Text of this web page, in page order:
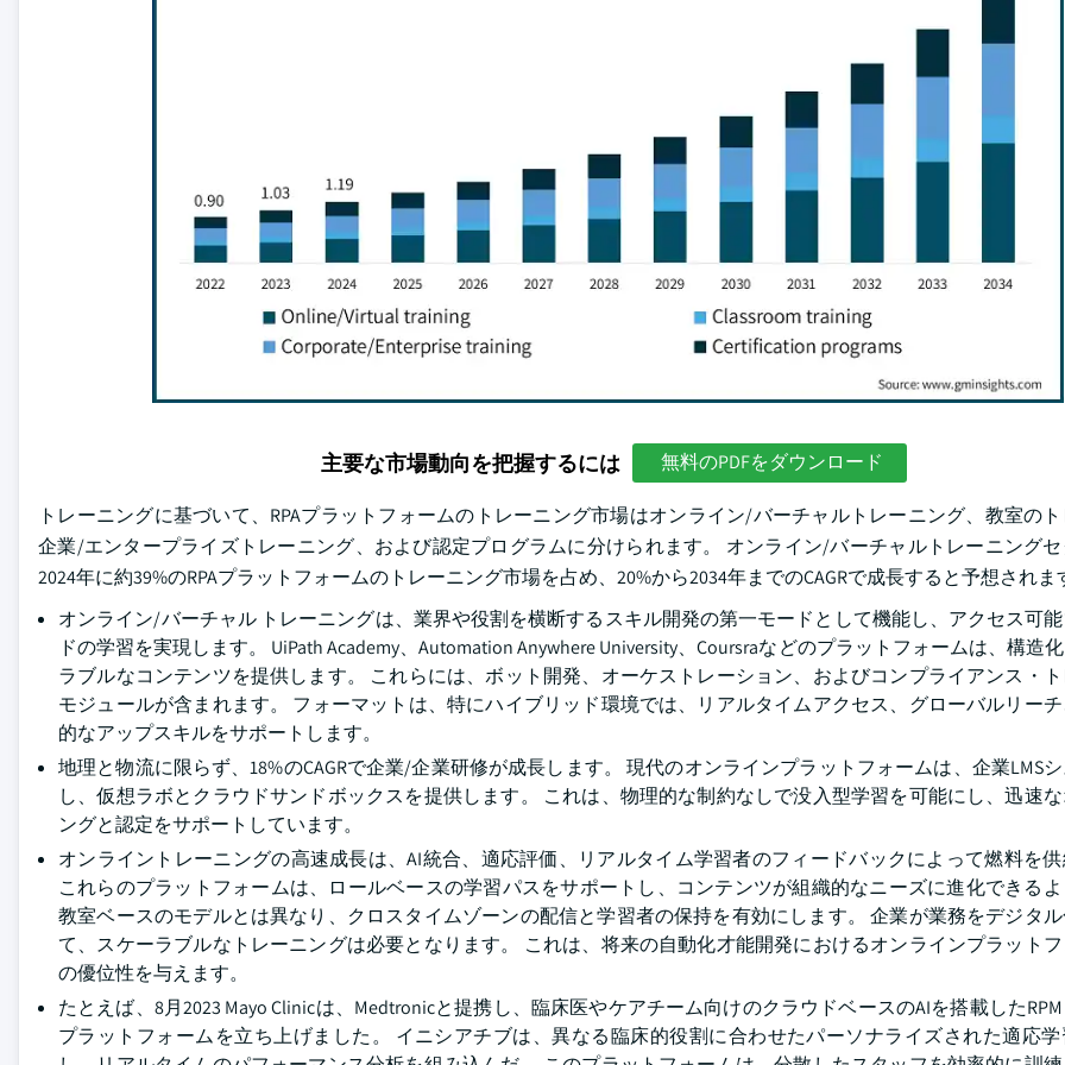
主要な市場動向を把握するには 無料のPDFをダウンロード
トレーニングに基づいて、RPAプラットフォームのトレーニング市場はオンライン/バーチャルトレーニング、教室のト
企業/エンタープライズトレーニング、および認定プログラムに分けられます。 オンライン/バーチャルトレーニングセ
2024年に約39%のRPAプラットフォームのトレーニング市場を占め、20%から2034年までのCAGRで成長すると予想されま
オンライン/バーチャル トレーニングは、業界や役割を横断するスキル開発の第一モードとして機能し、アクセス可
ドの学習を実現します。 UiPath Academy、Automation Anywhere University、Coursraなどのプラットフォームは、構造
ラブルなコンテンツを提供します。 これらには、ボット開発、オーケストレーション、およびコンプライアンス・ト
モジュールが含まれます。 フォーマットは、特にハイブリッド環境では、リアルタイムアクセス、グローバルリー
的なアップスキルをサポートします。
地理と物流に限らず、18%のCAGRで企業/企業研修が成長します。 現代のオンラインプラットフォームは、企業LMS
し、仮想ラボとクラウドサンドボックスを提供します。 これは、物理的な制約なしで没入型学習を可能にし、迅速
ングと認定をサポートしています。
オンライントレーニングの高速成長は、AI統合、適応評価、リアルタイム学習者のフィードバックによって燃料を供
これらのプラットフォームは、ロールベースの学習パスをサポートし、コンテンツが組織的なニーズに進化できるよ
教室ベースのモデルとは異なり、クロスタイムゾーンの配信と学習者の保持を有効にします。 企業が業務をデジタ
て、スケーラブルなトレーニングは必要となります。 これは、将来の自動化才能開発におけるオンラインプラット
の優位性を与えます。
たとえば、8月2023 Mayo Clinicは、Medtronicと提携し、臨床医やケアチーム向けのクラウドベースのAIを搭載した
プラットフォームを立ち上げました。 イニシアチブは、異なる臨床的役割に合わせたパーソナライズされた適応